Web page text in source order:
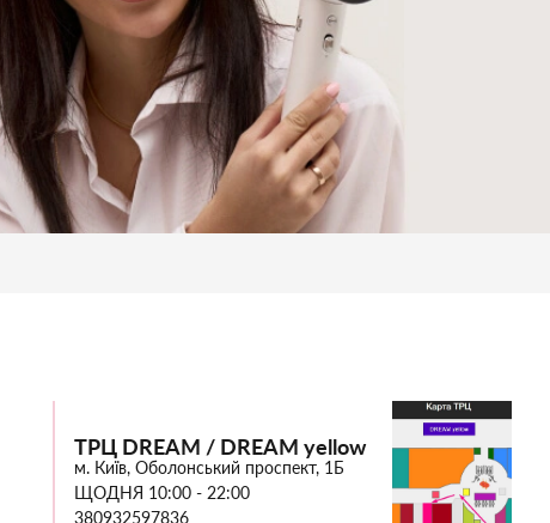
ТРЦ DREAM / DREAM yellow
м. Київ, Оболонський проспект, 1Б
ЩОДНЯ 10:00 - 22:00
380932597836